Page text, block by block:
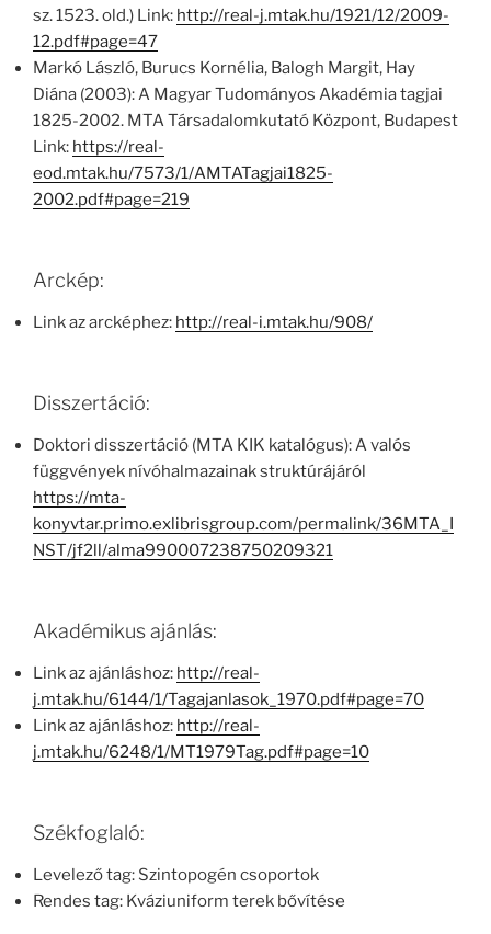
sz. 1523. old.) Link: http://real-j.mtak.hu/1921/12/2009-
12.pdf#page=47
Markó László, Burucs Kornélia, Balogh Margit, Hay
Diána (2003): A Magyar Tudományos Akadémia tagjai
1825-2002. MTA Társadalomkutató Központ, Budapest
Link: https://real-
eod.mtak.hu/7573/1/AMTATagjai1825-
2002.pdf#page=219
Arckép:
Link az arcképhez: http://real-i.mtak.hu/908/
Disszertáció:
Doktori disszertáció (MTA KIK katalógus): A valós
függvények nívóhalmazainak struktúrájáról
https://mta-
konyvtar.primo.exlibrisgroup.com/permalink/36MTA_I
NST/jf2ll/alma990007238750209321
Akadémikus ajánlás:
Link az ajánláshoz: http://real-
j.mtak.hu/6144/1/Tagajanlasok_1970.pdf#page=70
Link az ajánláshoz: http://real-
j.mtak.hu/6248/1/MT1979Tag.pdf#page=10
Székfoglaló:
Levelező tag: Szintopogén csoportok
Rendes tag: Kváziuniform terek bővítése